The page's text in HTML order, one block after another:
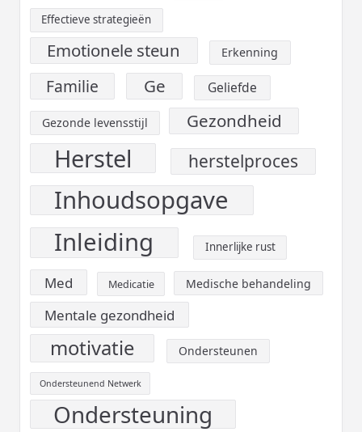
Effectieve strategieën
Emotionele steun Erkenning
Familie Ge Geliefde
Gezonde levensstijl Gezondheid
Herstel herstelproces
Inhoudsopgave
Inleiding
Innerlijke rust
Med Medicatie Medische behandeling
Mentale gezondheid
motivatie Ondersteunen
Ondersteunend Netwerk
Ondersteuning